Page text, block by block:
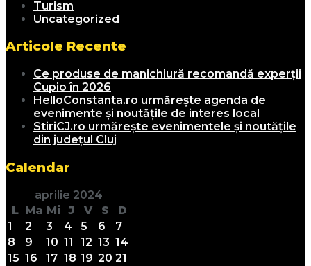
Turism
Uncategorized
Articole Recente
Ce produse de manichiură recomandă experții
Cupio în 2026
HelloConstanta.ro urmărește agenda de
evenimente și noutățile de interes local
StiriCJ.ro urmărește evenimentele și noutățile
din județul Cluj
Calendar
aprilie 2024
L Ma Mi J V S
D
1
2 3 4 5 6
7
8
9 10 11 12 13 14
15 16 17 18 19 20 21